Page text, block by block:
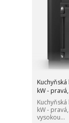
kW -
kW -
vysokou...